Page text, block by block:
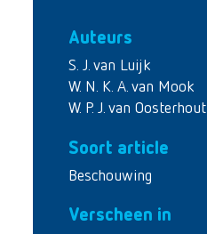
Auteurs
S. J. van Luijk
W. N. K. A. van Mook
W. P. J. van Oosterhout
Soort article
Beschouwing
Verscheen in